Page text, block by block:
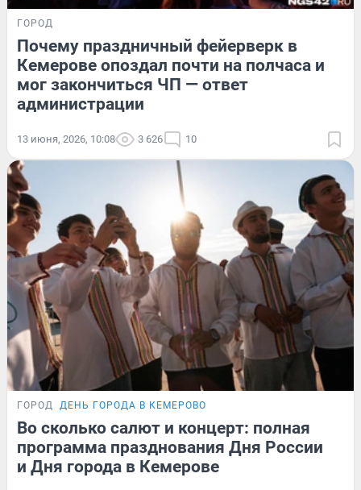
ГОРОД
Почему праздничный фейерверк в
Кемерове опоздал почти на полчаса и
мог закончиться ЧП — ответ
администрации
13 июня, 2026, 10:08 3 626 10
ГОРОД ДЕНЬ ГОРОДА В КЕМЕРОВО
Во сколько салют и концерт: полная
программа празднования Дня России
и Дня города в Кемерове